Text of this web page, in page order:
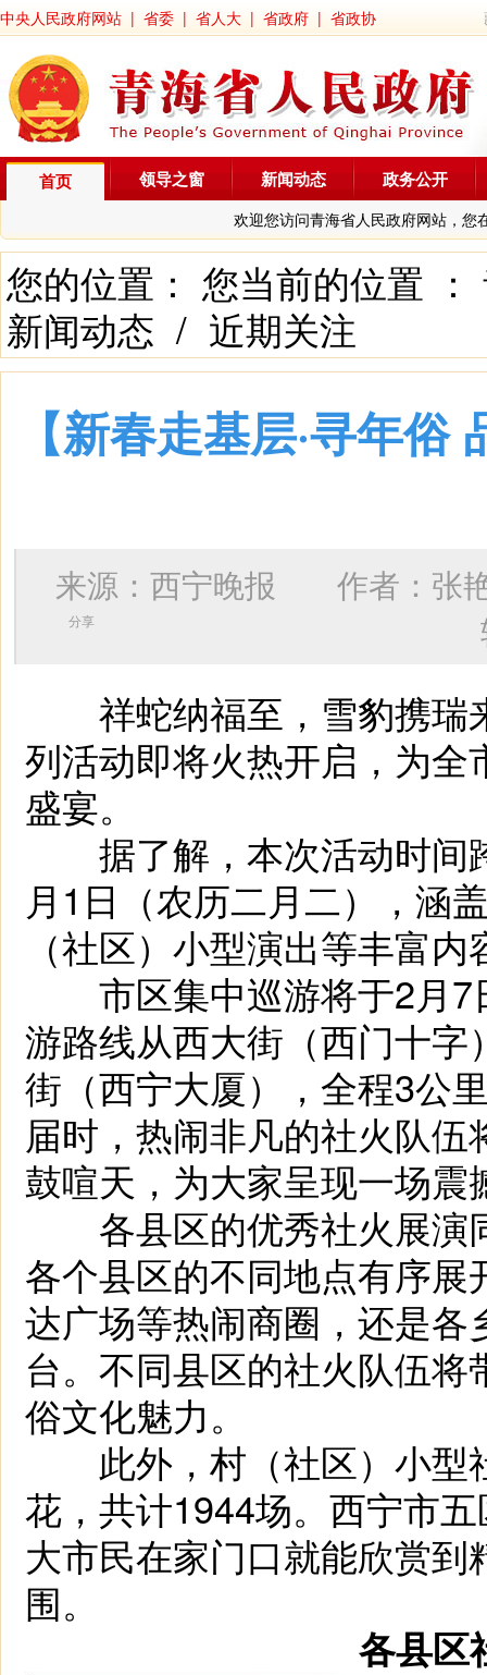
中央人民政府网站 | 省委 | 省人大 | 省政府 | 省政协
首页
欢迎您访问青海省人民政府网站，您
领导之窗 新闻动态 政务公开
您的位置： 您当前的位置 ：
新闻动态 / 近期关注
【新春走基层·寻年
来源：西宁晚报 作者： 张
分享
祥蛇纳福至，雪豹携瑞
列活动即将火热开启，为
盛宴。
据了解，本次活动时间
月1日（农历二月二），涵
（社区）小型演出等丰富内
市区集中巡游将于2月7
游路线从西大街（西门十
街（西宁大厦），全程3公
届时，热闹非凡的社火队
鼓喧天，为大家呈现一场
各县区的优秀社火展演
各个县区的不同地点有序
达广场等热闹商圈，还是
台。不同县区的社火队伍
俗文化魅力。
此外，村（社区）小型
花，共计1944场。西宁市
大市民在家门口就能欣赏
围。
各县区